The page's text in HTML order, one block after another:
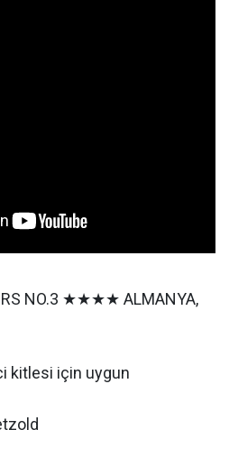
NO.3 ★★★★ ALMANYA,
kitlesi için uygun